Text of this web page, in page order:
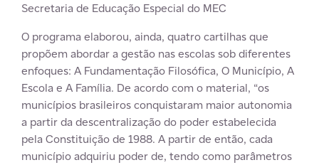
Secretaria de Educação Especial do MEC
O programa elaborou, ainda, quatro cartilhas que
propõem abordar a gestão nas escolas sob diferentes
enfoques: A Fundamentação Filosófica, O Município, A
Escola e A Família. De acordo com o material, “os
municípios brasileiros conquistaram maior autonomia
a partir da descentralização do poder estabelecida
pela Constituição de 1988. A partir de então, cada
município adquiriu poder de, tendo como parâmetros